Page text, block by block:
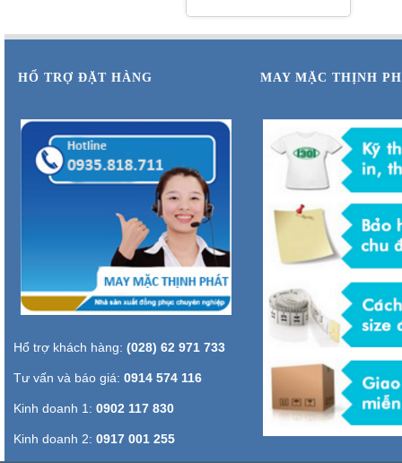
HỔ TRỢ ĐẶT HÀNG
Hổ trợ khách hàng: (028) 62 971 733
Tư vấn và báo giá: 0914 574 116
Kinh doanh 1: 0902 117 830
Kinh doanh 2: 0917 001 255
MAY MẶC THỊNH